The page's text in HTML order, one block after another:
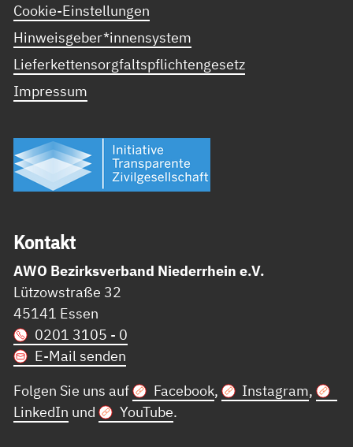
Cookie-Einstellungen
Hinweisgeber*innensystem
Lieferkettensorgfaltspflichtengesetz
Impressum
Kon­takt
AWO Bezirksverband Niederrhein e.V.
Lützowstraße 32
45141 Essen
0201 3105 - 0
E-Mail senden
Folgen Sie uns auf
Facebook, Instagram,
LinkedIn und YouTube.